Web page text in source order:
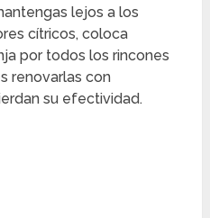
lejos a los
cítricos, coloca
por todos los rincones
renovarlas con
su efectividad.